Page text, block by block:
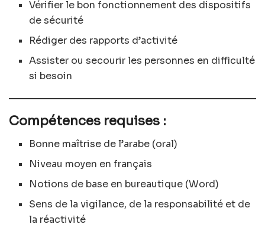
Vérifier le bon fonctionnement des dispositifs
de sécurité
Rédiger des rapports d’activité
Assister ou secourir les personnes en difficulté
si besoin
Compétences requises :
Bonne maîtrise de l’arabe (oral)
Niveau moyen en français
Notions de base en bureautique (Word)
Sens de la vigilance, de la responsabilité et de
la réactivité